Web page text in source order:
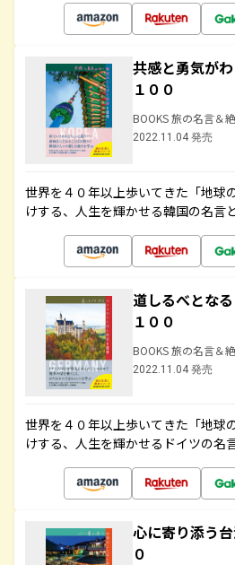
共感と勇気が
１００
BOOKS 旅の名言＆
2022.11.04 発売
世界を４０年以上歩いてきた「地球
けする、人生を輝かせる韓国の名言
道しるべとな
１００
BOOKS 旅の名言＆
2022.11.04 発売
世界を４０年以上歩いてきた「地球
けする、人生を輝かせるドイツの名
心に寄り添う
０